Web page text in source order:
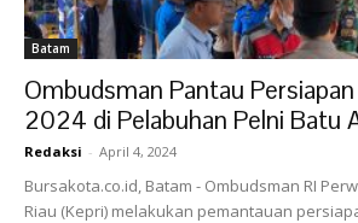
Batam
Ombudsman Pantau
2024 di Pelabuhan Pelni Batu
Redaksi - April 4, 2024
Bursakota.co.id, Batam - Ombudsman RI
Riau (Kepri) melakukan pemantauan